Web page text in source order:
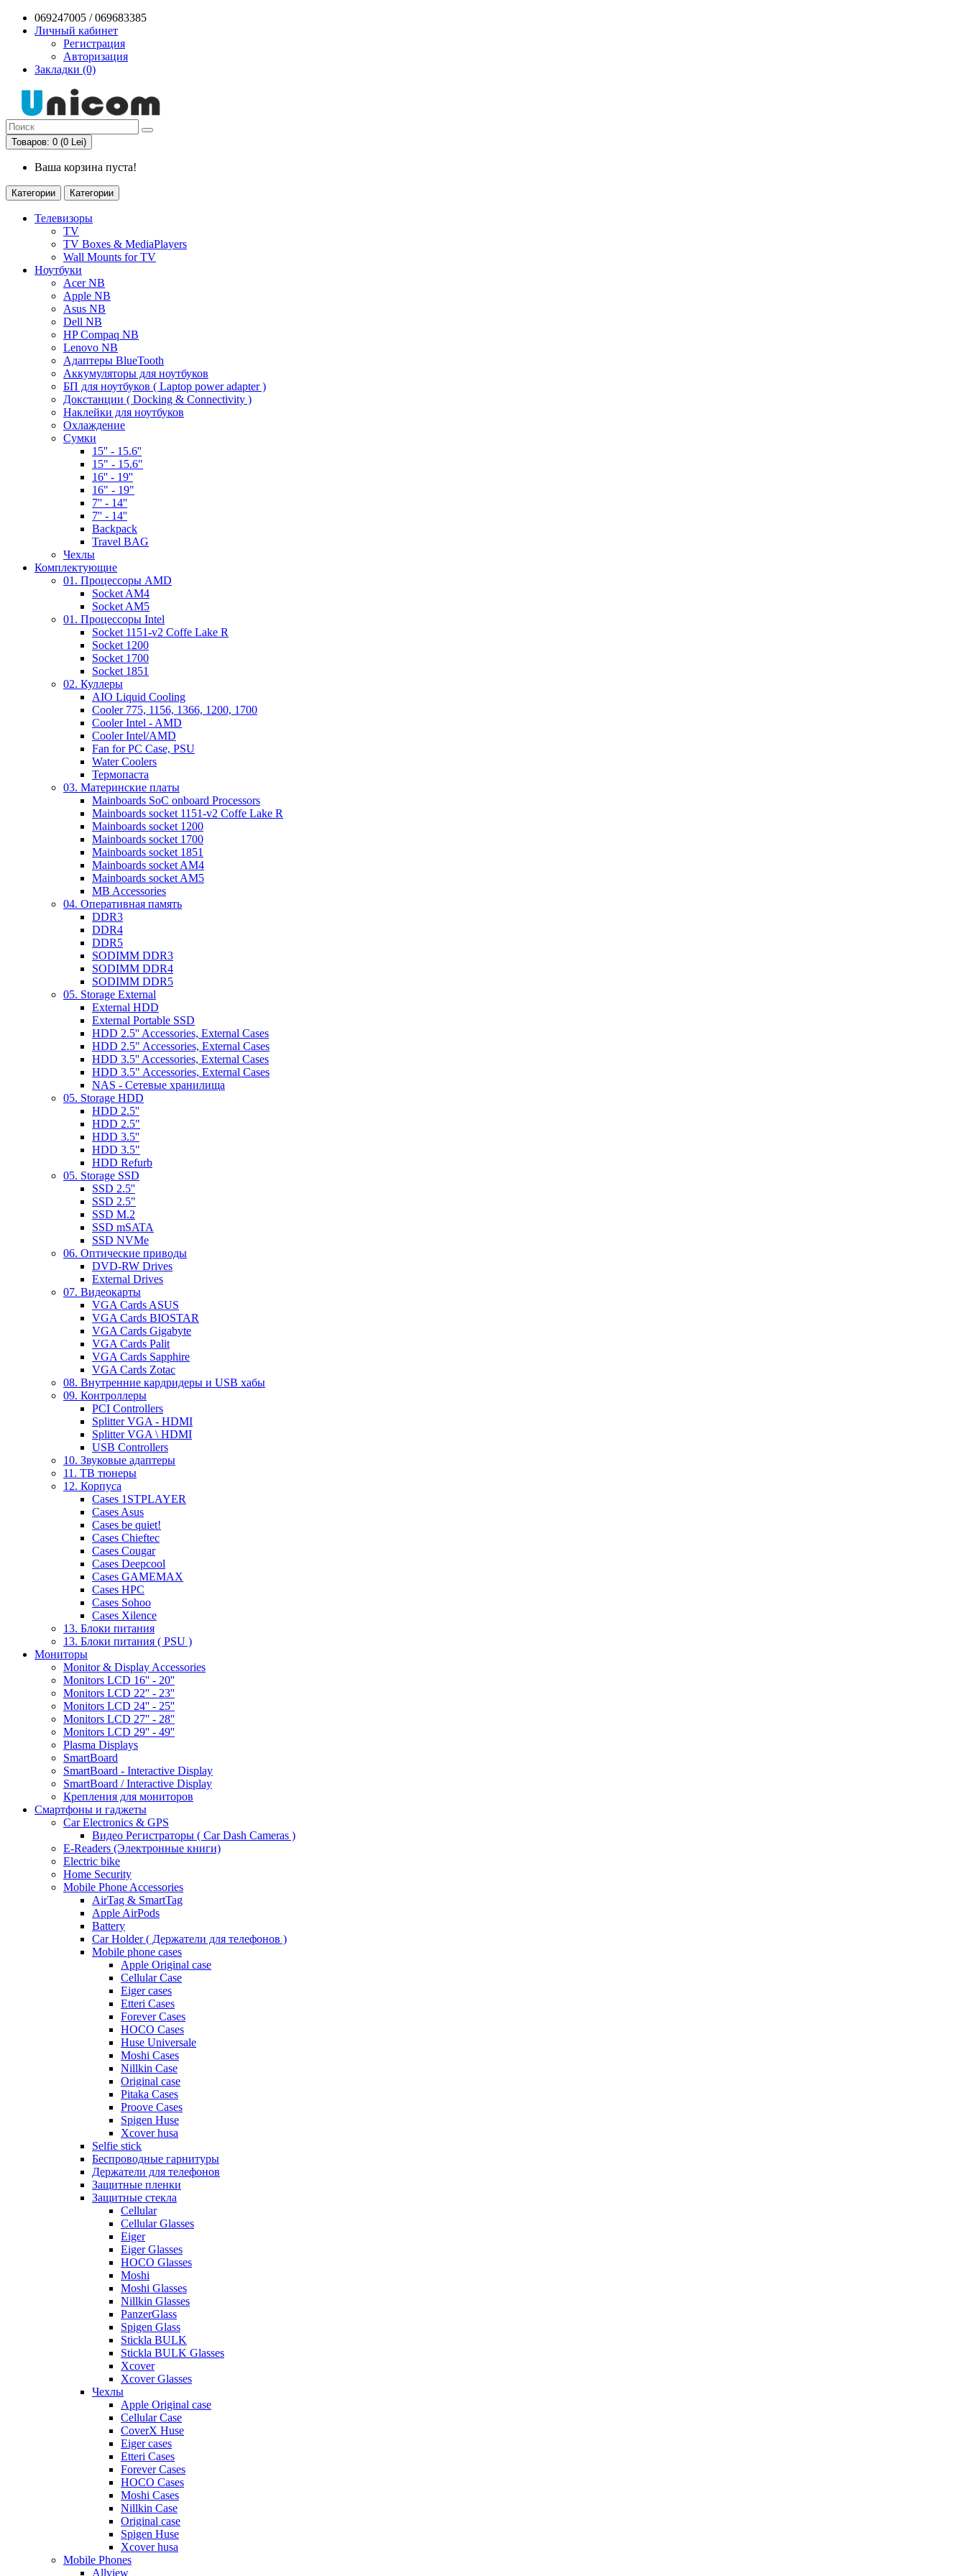
069247005 / 069683385
Личный кабинет
Регистрация
Авторизация
Закладки (0)
Товаров: 0 (0 Lei)
Ваша корзина пуста!
Категории Категории
Телевизоры
TV
TV Boxes & MediaPlayers
Wall Mounts for TV
Ноутбуки
Acer NB
Apple NB
Asus NB
Dell NB
HP Compaq NB
Lenovo NB
Адаптеры BlueTooth
Аккумуляторы для ноутбуков
БП для ноутбуков ( Laptop power adapter )
Докстанции ( Docking & Connectivity )
Наклейки для ноутбуков
Охлаждение
Сумки
15'' - 15.6''
15" - 15.6"
16'' - 19''
16" - 19"
7'' - 14''
7'' - 14''
Backpack
Travel BAG
Чехлы
Комплектующие
01. Процессоры AMD
Socket AM4
Socket AM5
01. Процессоры Intel
Socket 1151-v2 Coffe Lake R
Socket 1200
Socket 1700
Socket 1851
02. Куллеры
AIO Liquid Cooling
Cooler 775, 1156, 1366, 1200, 1700
Cooler Intel - AMD
Cooler Intel/AMD
Fan for PC Case, PSU
Water Coolers
Термопаста
03. Материнские платы
Mainboards SoC onboard Processors
Mainboards socket 1151-v2 Coffe Lake R
Mainboards socket 1200
Mainboards socket 1700
Mainboards socket 1851
Mainboards socket AM4
Mainboards socket AM5
MB Accessories
04. Оперативная память
DDR3
DDR4
DDR5
SODIMM DDR3
SODIMM DDR4
SODIMM DDR5
05. Storage External
External HDD
External Portable SSD
HDD 2.5'' Accessories, External Cases
HDD 2.5" Accessories, External Cases
HDD 3.5'' Accessories, External Cases
HDD 3.5" Accessories, External Cases
NAS - Сетевые хранилища
05. Storage HDD
HDD 2.5''
HDD 2.5"
HDD 3.5''
HDD 3.5"
HDD Refurb
05. Storage SSD
SSD 2.5''
SSD 2.5"
SSD M.2
SSD mSATA
SSD NVMe
06. Оптические приводы
DVD-RW Drives
External Drives
07. Видеокарты
VGA Cards ASUS
VGA Cards BIOSTAR
VGA Cards Gigabyte
VGA Cards Palit
VGA Cards Sapphire
VGA Cards Zotac
08. Внутренние кардридеры и USB хабы
09. Контроллеры
PCI Controllers
Splitter VGA - HDMI
Splitter VGA \ HDMI
USB Controllers
10. Звуковые адаптеры
11. ТВ тюнеры
12. Корпуса
Cases 1STPLAYER
Cases Asus
Cases be quiet!
Cases Chieftec
Cases Cougar
Cases Deepcool
Cases GAMEMAX
Cases HPC
Cases Sohoo
Cases Xilence
13. Блоки питания
13. Блоки питания ( PSU )
Мониторы
Monitor & Display Accessories
Monitors LCD 16'' - 20''
Monitors LCD 22'' - 23''
Monitors LCD 24'' - 25''
Monitors LCD 27'' - 28''
Monitors LCD 29'' - 49''
Plasma Displays
SmartBoard
SmartBoard - Interactive Display
SmartBoard / Interactive Display
Крепления для мониторов
Смартфоны и гаджеты
Car Electronics & GPS
Видео Регистраторы ( Car Dash Cameras )
E-Readers (Электронные книги)
Electric bike
Home Security
Mobile Phone Accessories
AirTag & SmartTag
Apple AirPods
Battery
Car Holder ( Держатели для телефонов )
Mobile phone cases
Apple Original case
Cellular Case
Eiger cases
Etteri Cases
Forever Cases
HOCO Cases
Huse Universale
Moshi Cases
Nillkin Case
Original case
Pitaka Cases
Proove Cases
Spigen Huse
Xcover husa
Selfie stick
Беспроводные гарнитуры
Держатели для телефонов
Защитные пленки
Защитные стекла
Cellular
Cellular Glasses
Eiger
Eiger Glasses
HOCO Glasses
Moshi
Moshi Glasses
Nillkin Glasses
PanzerGlass
Spigen Glass
Stickla BULK
Stickla BULK Glasses
Xcover
Xcover Glasses
Чехлы
Apple Original case
Cellular Case
CoverX Huse
Eiger cases
Etteri Cases
Forever Cases
HOCO Cases
Moshi Cases
Nillkin Case
Original case
Spigen Huse
Xcover husa
Mobile Phones
Allview